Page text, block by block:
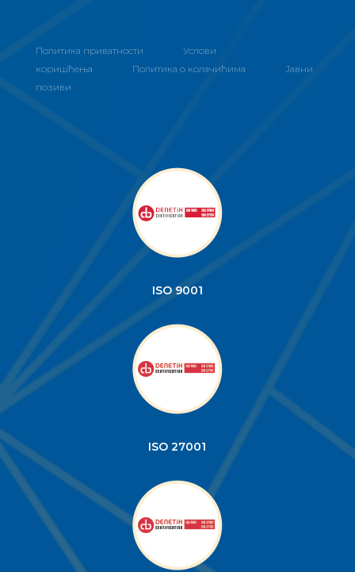
ISO 27001
ISO 27701